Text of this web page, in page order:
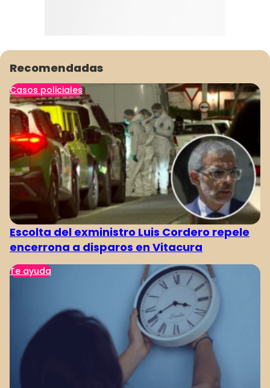
Recomendadas
Casos policiales
Escolta del exministro Luis Cordero repele
encerrona a disparos en Vitacura
Te ayuda